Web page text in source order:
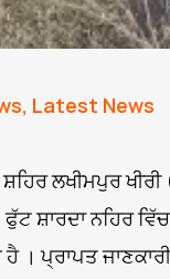
, Latest News
ਲਖੀਮਪੁਰ
ਸ਼ਾਰਦਾ ਨਹਿਰ
ਪ੍ਰਾਪਤ